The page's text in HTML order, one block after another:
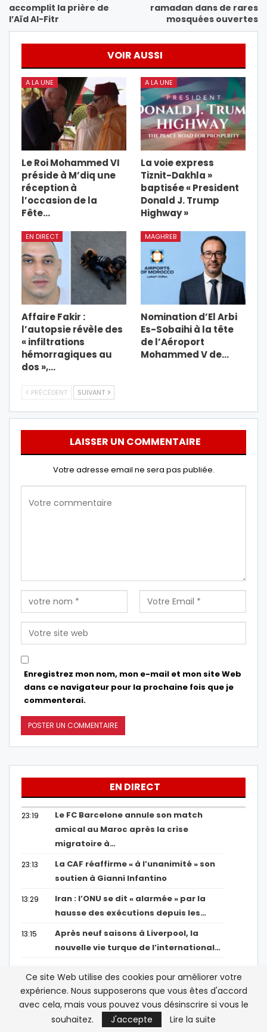
accomplit la prière de
l’Aïd Al-Fitr
ramadan dans de rares
mosquées ouvertes
VOIR AUSSI
A LA UNE
Le Roi Mohammed VI
préside à M’diq une
réception à
l’occasion de la
Fête…
A LA UNE
La voie express
Tiznit-Dakhla »
baptisée « President
Donald J. Trump
Highway »
EN DIRECT
Affaire Fakir :
l’autopsie révèle des
« infiltrations
hémorragiques au
dos »,…
MAGHREB
Nomination d’El Arbi
Es-Sobaihi à la tête
de l’Aéroport
Mohammed V de…
PRÉCÉDENT SUIVANT
LAISSER UN COMMENTAIRE
Votre adresse email ne sera pas publiée.
Enregistrez mon nom, mon e-mail et mon site Web
dans ce navigateur pour la prochaine fois que je
commenterai.
EN DIRECT
23:19
Le FC Barcelone annule son match
amical au Maroc après la crise
migratoire à…
23:13
La CAF réaffirme « à l’unanimité » son
soutien à Gianni Infantino
13:29
Iran : l’ONU se dit « alarmée » par la
hausse des exécutions depuis les…
13:15
Après neuf saisons à Liverpool, la
nouvelle vie turque de l’international…
Afficher Plus
Ce site Web utilise des cookies pour améliorer votre
expérience. Nous supposerons que vous êtes d'accord
avec cela, mais vous pouvez vous désinscrire si vous le
souhaitez.
J'accepte Lire la suite